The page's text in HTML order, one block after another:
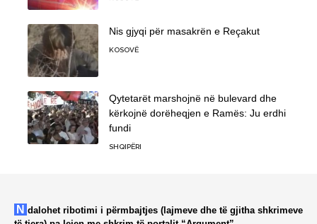
Nis gjyqi për masakrën e Reçakut
KOSOVË
Qytetarët marshojnë në bulevard dhe
kërkojnë dorëheqjen e Ramës: Ju erdhi
fundi
SHQIPËRI
Ndalohet ribotimi i përmbajtjes (lajmeve dhe të gjitha shkrimeve